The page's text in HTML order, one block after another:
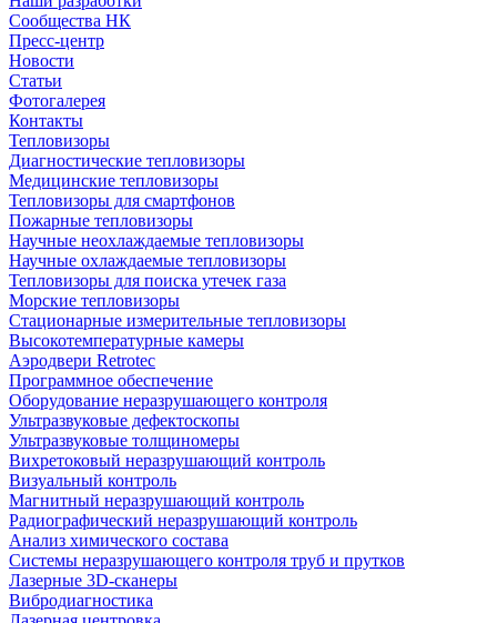
Сообщества НК
Пресс-центр
Новости
Статьи
Фотогалерея
Контакты
Тепловизоры
Диагностические тепловизоры
Медицинские тепловизоры
Тепловизоры для смартфонов
Пожарные тепловизоры
Научные неохлаждаемые тепловизоры
Научные охлаждаемые тепловизоры
Тепловизоры для поиска утечек газа
Морские тепловизоры
Стационарные измерительные тепловизоры
Высокотемпературные камеры
Аэродвери Retrotec
Программное обеспечение
Оборудование неразрушающего контроля
Ультразвуковые дефектоскопы
Ультразвуковые толщиномеры
Вихретоковый неразрушающий контроль
Визуальный контроль
Магнитный неразрушающий контроль
Радиографический неразрушающий контроль
Анализ химического состава
Системы неразрушающего контроля труб и прутков
Лазерные 3D-сканеры
Вибродиагностика